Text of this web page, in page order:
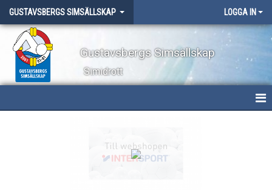
GUSTAVSBERGS SIMSÄLLSKAP LOGGA IN
Gustavsbergs Simsällskap
Simidrott